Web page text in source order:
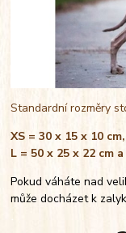
Standardní rozměry
XS = 30 x 15 x 10
L = 50 x 25 x 22 cm
Pokud váháte nad
může docházet k